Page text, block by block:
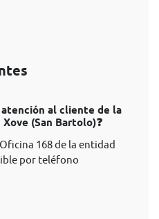
al cliente de la
(San Bartolo)❓
168 de la entidad
por teléfono